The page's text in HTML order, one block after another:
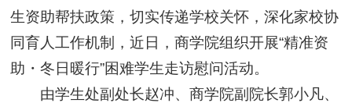
生资助帮扶政策，切实传递学校关怀，深化家校协
同育人工作机制，近日，商学院组织开展“精准资
助・冬日暖行”困难学生走访慰问活动。
由学生处副处长赵冲、商学院副院长郭小凡、